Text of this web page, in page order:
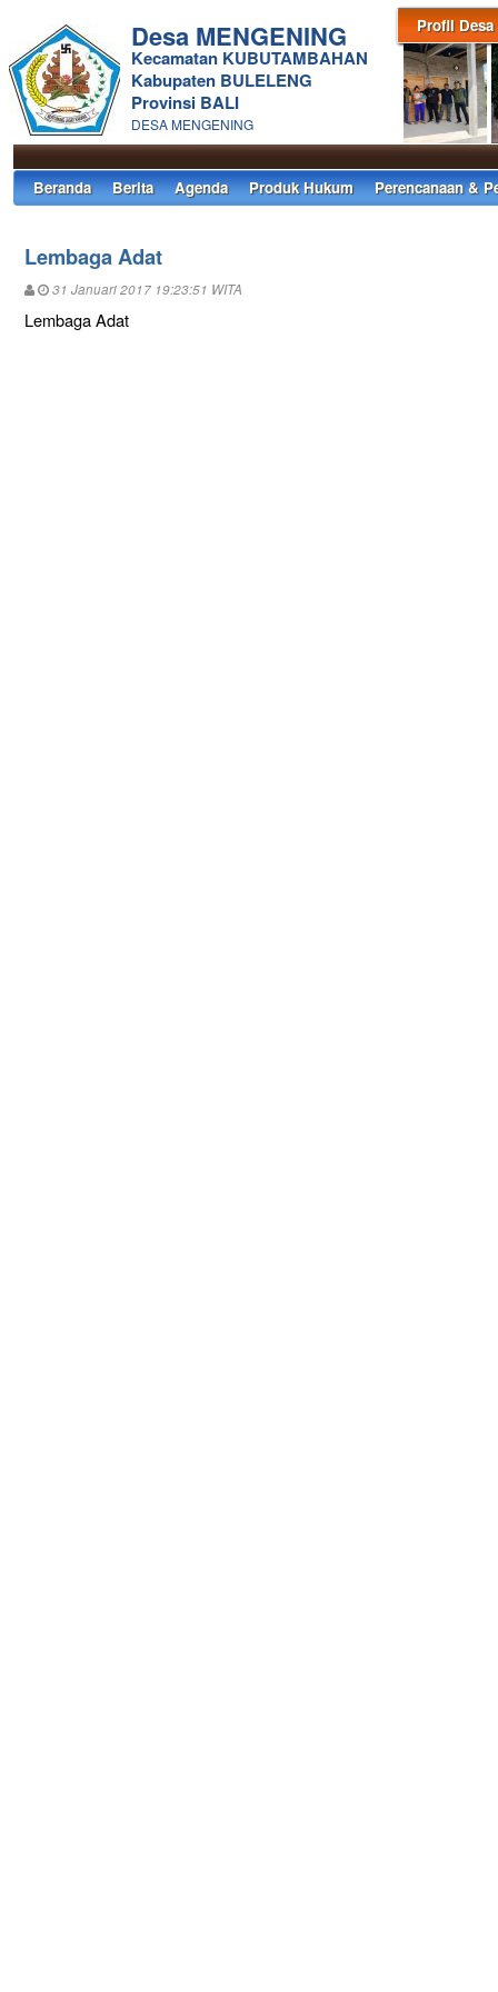
Profil Desa
Desa MENGENING
Kecamatan KUBUTAMBAHAN
Kabupaten BULELENG
Provinsi BALI
DESA MENGENING
Beranda Berita Agenda Produk Hukum Perencanaan &
Lembaga Adat
31 Januari 2017 19:23:51 WITA
Lembaga Adat